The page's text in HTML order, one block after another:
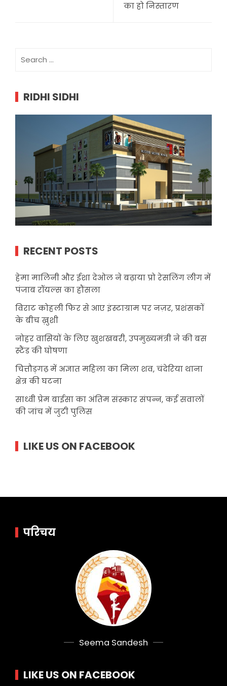
का हो निस्तारण
for:
RIDHI SIDHI
RECENT POSTS
हेमा मालिनी और ईशा देओल ने बढ़ाया प्रो रेसलिंग लीग में
पंजाब रॉयल्स का हौंसला
विराट कोहली फिर से आए इंस्टाग्राम पर नज़र, प्रशंसकों
के बीच ख़ुशी
नोहर वासियों के लिए खुशखबरी, उपमुख्यमंत्री ने की बस
स्टैंड की घोषणा
चित्तौड़गढ़ में अज्ञात महिला का मिला शव, चंदेरिया थाना
क्षेत्र की घटना
साध्वी प्रेम बाईसा का अंतिम संस्कार संपन्न, कई सवालों
की जांच में जुटी पुलिस
LIKE US ON FACEBOOK
परिचय
Seema Sandesh
LIKE US ON FACEBOOK